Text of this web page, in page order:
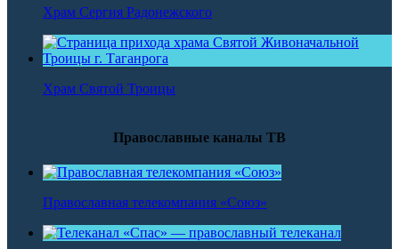
Храм Сергия Радонежского
Храм Святой Троицы
Православные каналы ТВ
Православная телекомпания «Союз»